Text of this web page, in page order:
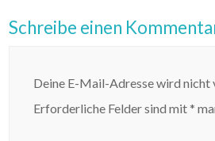
Schreibe einen
Deine E-Mail-Adresse wird
Erforderliche Felder sind mit*